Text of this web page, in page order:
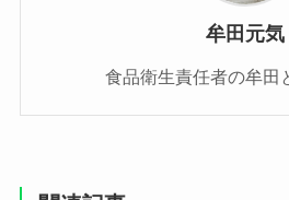
牟田元気
食品衛生責任者の牟田